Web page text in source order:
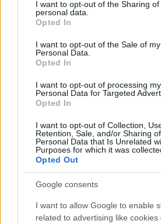
not limited to your visit or usage
grant or deny consent to Google and
use your data for below specified
consent section.
I want to opt-out of the Sharing of
personal data.
Opted In
I want to opt-out of the Sale of my
Personal Data.
Opted In
I want to opt-out of processing my
Personal Data for Targeted
Opted In
I want to opt-out of Collection,
Retention, Sale, and/or Sharing
Personal Data that Is Unrelated
Purposes for which it was
Opted Out
Google consents
I want to allow Google to enable
related to advertising like cookies